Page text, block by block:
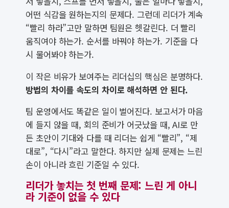
어떤 식감을 원하는지의 문제다. 그런데 리더가 계속
“빨리 하라”고만 말하면 팀원은 헷갈린다. 더 빨리
움직여야 하는가. 순서를 바꿔야 하는가. 기준을 다
시 물어봐야 하는가.
이 작은 비유가 보여주는 리더십의 핵심은 분명하다.
방법의 차이를 속도의 차이로 해석하면 안 된다.
팀 운영에서도 똑같은 일이 벌어진다. 보고서가 마음
에 들지 않을 때, 회의 준비가 어긋났을 때, AI로 만
든 초안이 기대와 다를 때 리더는 쉽게 “빨리”, “제
대로”, “다시”라고 말한다. 하지만 실제 문제는 느린
손이 아니라 흐린 기준일 수 있다.
리더가 놓치는 첫 번째 문제: 느린 게 아니
라 기준이 없을 수 있다